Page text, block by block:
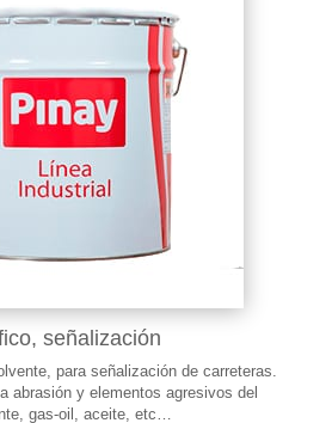
señalización
para señalización de carreteras.
abrasión y elementos agresivos del
gas-oil, aceite, etc…